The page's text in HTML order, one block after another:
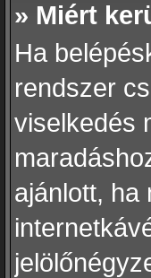
» Miért
Ha
rendszer
viselkedés
ajánlott, ha